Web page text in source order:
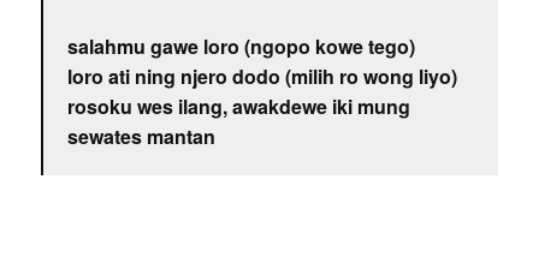
salahmu gawe loro (ngopo kowe tego)
loro ati ning njero dodo (milih ro wong liyo)
rosoku wes ilang, awakdewe iki mung
sewates mantan